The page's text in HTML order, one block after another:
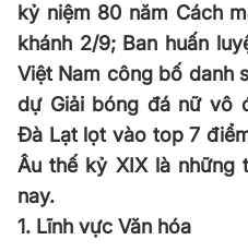
kỷ niệm 80 năm Cách
khánh 2/9; Ban huấn
Việt Nam công bố danh
dự Giải bóng đá nữ vô
Đà Lạt lọt vào top 7
Âu thế kỷ XIX là những
nay.
1. Lĩnh vực Văn hóa